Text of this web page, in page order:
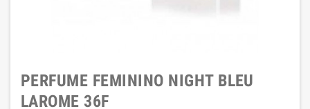
PERFUME FEMININO NIGHT BLEU
LAROME 36F